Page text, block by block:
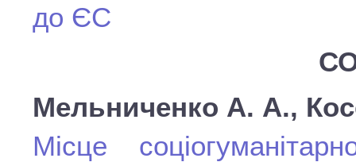
до ЄС
Мельниченко А. А.,
Місце